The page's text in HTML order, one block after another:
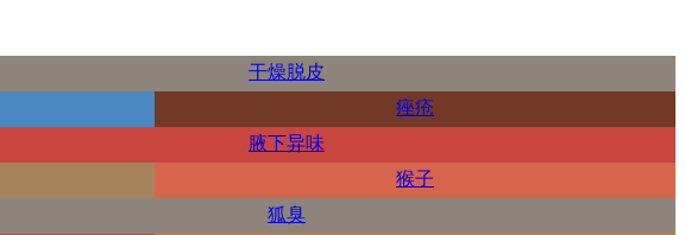
干燥脱皮
痤疮
腋下异味
猴子
狐臭